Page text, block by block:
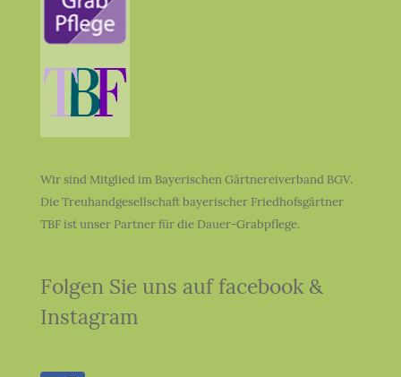
Wir sind Mitglied im Bayerischen Gärtnereiverband BGV.
Die Treuhandgesellschaft bayerischer Friedhofsgärtner
TBF ist unser Partner für die Dauer-Grabpflege.
Folgen Sie uns auf facebook &
Instagram